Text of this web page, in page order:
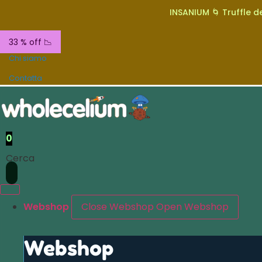
INSANIUM 🌀 Truffle
33 % off 📉
Chi siamo
Contatta
0
Cerca
Webshop Close Webshop Open Webshop
Webshop